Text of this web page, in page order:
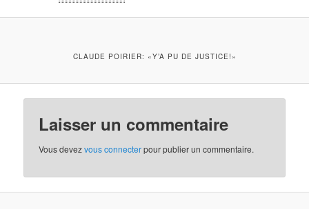
CLAUDE POIRIER: «Y’A PU DE JUSTICE!»
Laisser un commentaire
Vous devezvous connecterpour publier un commentaire.